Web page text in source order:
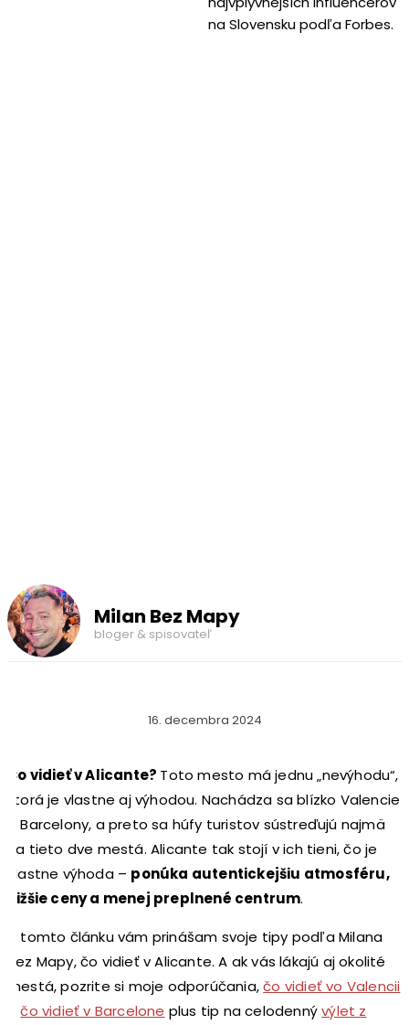
na Slovensku podľa Forbes.
Milan Bez Mapy
bloger & spisovateľ
16. decembra 2024
Čo vidieť v Alicante? Toto mesto má jednu „nevýhodu“,
ktorá je vlastne aj výhodou. Nachádza sa blízko Valencie
a Barcelony, a preto sa húfy turistov sústreďujú najmä
na tieto dve mestá. Alicante tak stojí v ich tieni, čo je
vlastne výhoda – ponúka autentickejšiu atmosféru,
nižšie ceny a menej preplnené centrum.
V tomto článku vám prinášam svoje tipy podľa Milana
Bez Mapy, čo vidieť v Alicante. A ak vás lákajú aj okolité
mestá, pozrite si moje odporúčania,čo vidieť vo Valencii
ačo vidieť v Barcelone plus tip na celodennývýlet z